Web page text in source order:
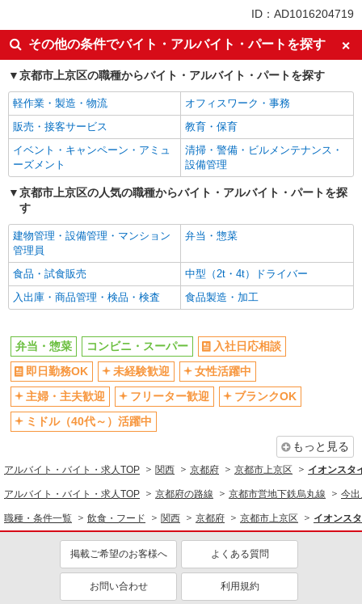
入社日応相談
即日勤務OK
未経験歓迎
女性活躍中
主婦・主夫歓迎
フリーター歓迎
ブランクOK
ミドル（40代～）活躍中
エルダー（50代～）活躍中
ボーナス・賞与あり
昇給あり
禁煙・分煙
上場企業・上場企業のグループ会
社
扶養内勤務OK
交通費支給
研修制度あり
同じ職種から求人を探す
飲食・フード
販売・接客サービス
コンビニ・スーパー
同じ特徴から求人を探す
未経験歓迎
上場企業・上場企業のグループ会
社
ID：AD1016204719
その他の条件でバイト・アルバイト・パートを探す
京都市上京区の職種からバイト・アルバイト・パートを探す
軽作業・製造・物流
オフィスワーク・事務
販売・接客サービス
教育・保育
イベント・キャンペーン・アミュ
ーズメント
清掃・警備・ビルメンテナンス・
設備管理
京都市上京区の人気の職種からバイト・アルバイト・パートを探
す
建物管理・設備管理・マンション
管理員
弁当・惣菜
食品・試食販売
中型（2t・4t）ドライバー
入出庫・商品管理・検品・検査
食品製造・加工
弁当・惣菜 コンビニ・スーパー
入社日応相談
即日勤務OK
未経験歓迎
女性活躍中
主婦・主夫歓迎
フリーター歓迎
ブランクOK
ミドル（40代～）活躍中
もっと見る
アルバイト・バイト・求人TOP 関西 京都府 京都市上京区 イオンスタ
アルバイト・バイト・求人TOP 京都府の路線 京都市営地下鉄烏丸線 今
職種・条件一覧 飲食・フード 関西 京都府 京都市上京区 イオンス
掲載ご希望のお客様へ よくある質問
お問い合わせ 利用規約